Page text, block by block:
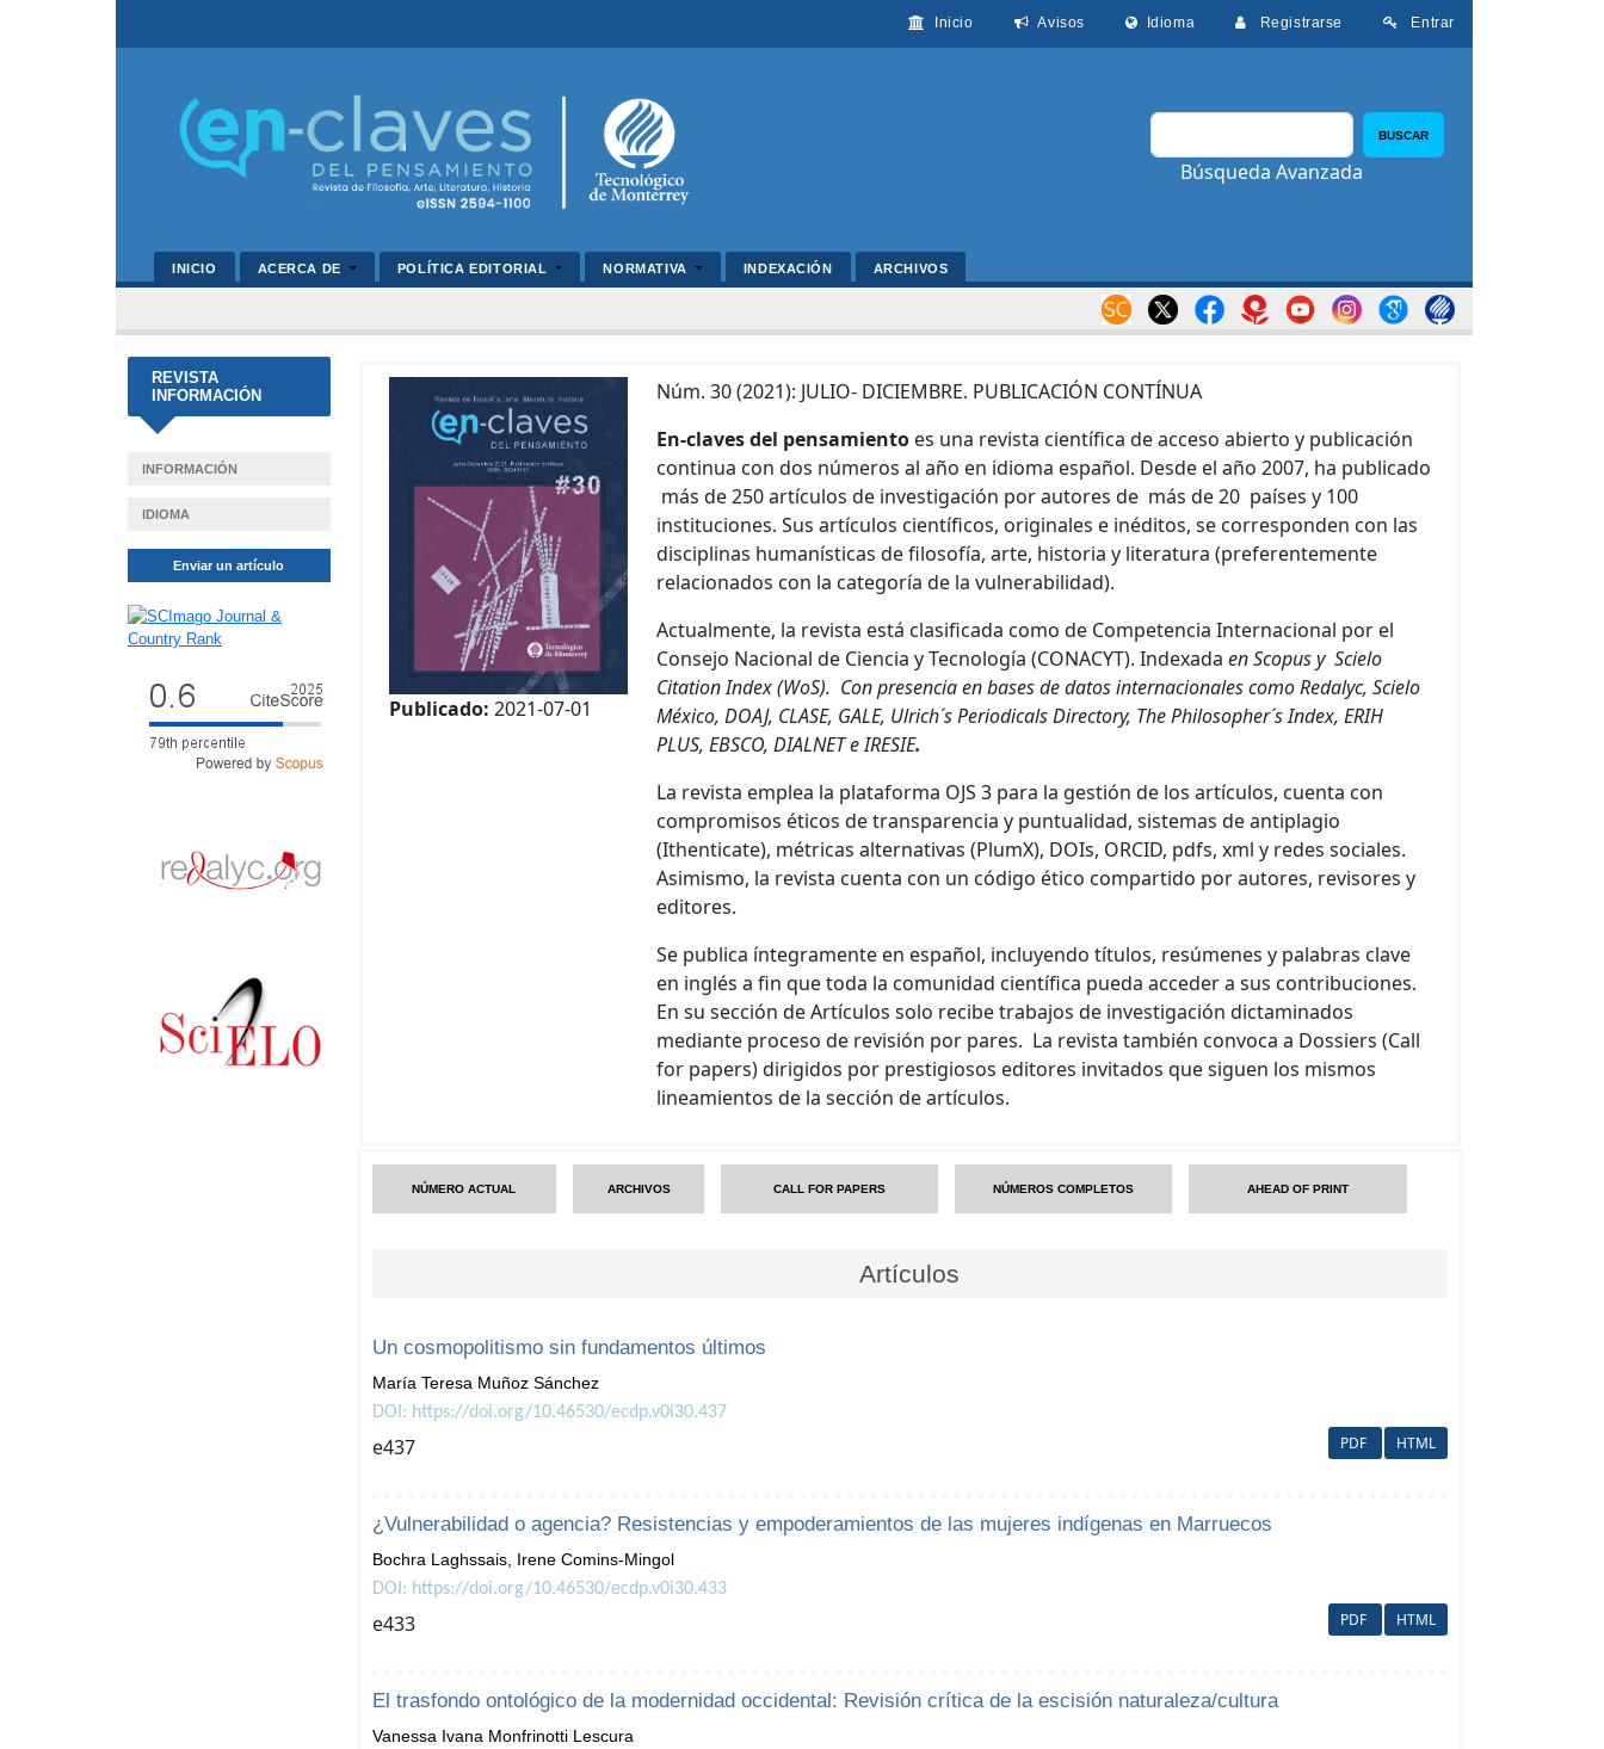
Inicio Avisos Idioma Registrarse Entrar
BUSCAR
Búsqueda Avanzada
INICIO ACERCA DE POLÍTICA EDITORIAL NORMATIVA INDEXACIÓN ARCHIVOS
REVISTA
INFORMACIÓN
INFORMACIÓN
IDIOMA
Enviar un artículo
Publicado: 2021-07-01
Núm. 30 (2021): JULIO- DICIEMBRE. PUBLICACIÓN CONTÍNUA
En-claves del pensamiento es una revista científica de acceso abierto y publicación
continua con dos números al año en idioma español. Desde el año 2007, ha publicado
más de 250 artículos de investigación por autores de más de 20 países y 100
instituciones. Sus artículos científicos, originales e inéditos, se corresponden con las
disciplinas humanísticas de filosofía, arte, historia y literatura (preferentemente
relacionados con la categoría de la vulnerabilidad).
Actualmente, la revista está clasificada como de Competencia Internacional por el
Consejo Nacional de Ciencia y Tecnología (CONACYT). Indexada en Scopus y Scielo
Citation Index (WoS). Con presencia en bases de datos internacionales como Redalyc, Scielo
México, DOAJ, CLASE, GALE, Ulrich´s Periodicals Directory, The Philosopher´s Index, ERIH
PLUS, EBSCO, DIALNET e IRESIE.
La revista emplea la plataforma OJS 3 para la gestión de los artículos, cuenta con
compromisos éticos de transparencia y puntualidad, sistemas de antiplagio
(Ithenticate), métricas alternativas (PlumX), DOIs, ORCID, pdfs, xml y redes sociales.
Asimismo, la revista cuenta con un código ético compartido por autores, revisores y
editores.
Se publica íntegramente en español, incluyendo títulos, resúmenes y palabras clave
en inglés a fin que toda la comunidad científica pueda acceder a sus contribuciones.
En su sección de Artículos solo recibe trabajos de investigación dictaminados
mediante proceso de revisión por pares. La revista también convoca a Dossiers (Call
for papers) dirigidos por prestigiosos editores invitados que siguen los mismos
lineamientos de la sección de artículos.
NÚMERO ACTUAL ARCHIVOS CALL FOR PAPERS NÚMEROS COMPLETOS AHEAD OF PRINT
Artículos
Un cosmopolitismo sin fundamentos últimos
María Teresa Muñoz Sánchez
DOI: https://doi.org/10.46530/ecdp.v0i30.437
e437 PDF HTML
¿Vulnerabilidad o agencia? Resistencias y empoderamientos de las mujeres indígenas en Marruecos
Bochra Laghssais, Irene Comins-Mingol
DOI: https://doi.org/10.46530/ecdp.v0i30.433
e433 PDF HTML
El trasfondo ontológico de la modernidad occidental: Revisión crítica de la escisión naturaleza/cultura
Vanessa Ivana Monfrinotti Lescura